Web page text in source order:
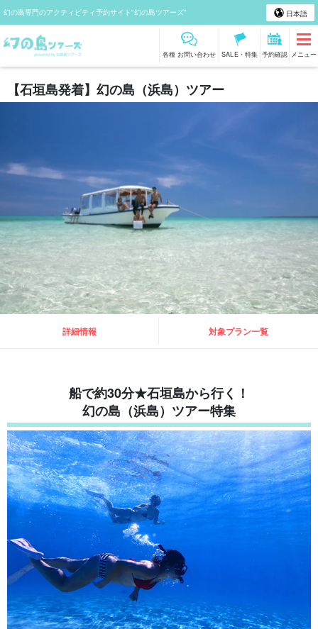
幻の島専門のアクティビティ予約サイト"幻の島ツアーズ" 日本語
各種 お問い合わせ SALE・特集 予約確認 メニュー
【石垣島発着】幻の島（浜島）ツアー
詳細情報 対象プラン一覧
船で約30分★石垣島から行く！
幻の島（浜島）ツアー特集